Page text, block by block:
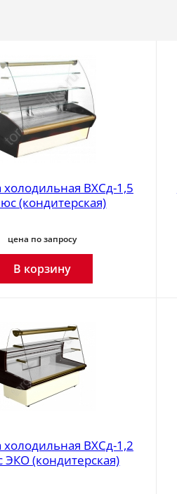
холодильная ВХСд-1,5
(кондитерская)
цена по запросу
В корзину
холодильная ВХСд-1,2
ЭКО (кондитерская)